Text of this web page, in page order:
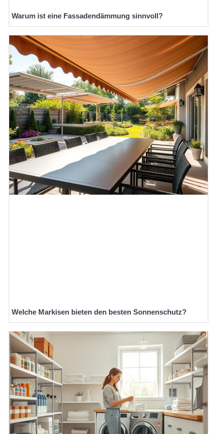
Warum ist eine Fassadendämmung sinnvoll?
Welche Markisen bieten den besten Sonnenschutz?